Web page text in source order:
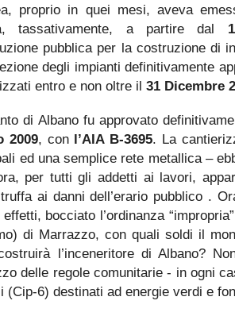
proprio in quei mesi, aveva
tassativamente, a partire dal
pubblica per la costruzione di
degli impianti definitivamente
entro e non oltre il 31 Dicembre
di Albano fu approvato
2009, con l’AIA B-3695. La
ed una semplice rete metallica –
per tutti gli addetti ai lavori,
ai danni dell’erario pubblico .
bocciato l’ordinanza
di Marrazzo, con quali soldi il
l’inceneritore di Albano?
delle regole comunitarie - in ogni
(Cip-6) destinati ad energie verdi e